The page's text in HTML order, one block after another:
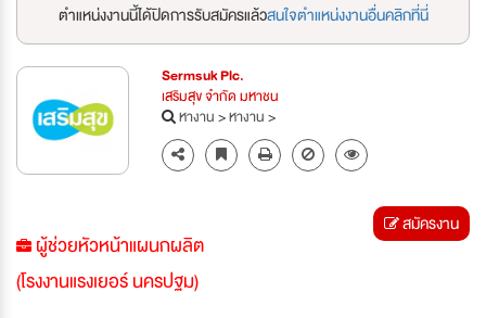
ตำแหน่งงานนี้ได้ปิดการรับสมัครแล้วสนใจตำแหน่งงานอื่นคลิกที่นี่
Sermsuk Plc.
เสริมสุข จำกัด มหาชน
หางาน>หางาน>
ผู้ช่วยหัวหน้าแผนกผลิต
(โรงงานแรงเยอร์ นครปฐม)
สมัครงาน